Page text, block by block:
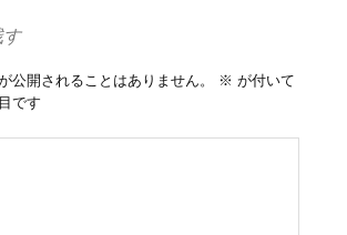
す
公開されることはありません。 ※ が付いて
です